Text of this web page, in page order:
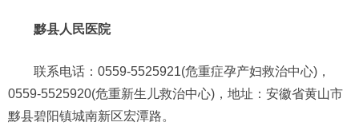
黟县人民医院
联系电话：0559-5525921(危重症孕产妇救治中心)，
0559-5525920(危重新生儿救治中心)，地址：安徽省黄山市
黟县碧阳镇城南新区宏潭路。